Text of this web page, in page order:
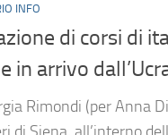
INFO
di corsi di
in arrivo
Rimondi (per Anna